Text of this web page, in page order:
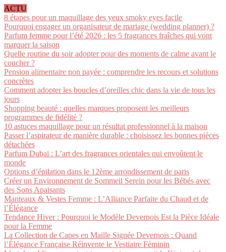
ACTU
8 étapes pour un maquillage des yeux smoky eyes facile
Pourquoi engager un organisateur de mariage (wedding planner) ?
Parfum femme pour l’été 2026 : les 5 fragrances fraîches qui vont
marquer la saison
Quelle routine du soir adopter pour des moments de calme avant le
coucher ?
Pension alimentaire non payée : comprendre les recours et solutions
concrètes
Comment adopter les boucles d’oreilles chic dans la vie de tous les
jours
Shopping beauté : quelles marques proposent les meilleurs
programmes de fidélité ?
10 astuces maquillage pour un résultat professionnel à la maison
Passer l’aspirateur de manière durable : choisissez les bonnes pièces
détachées
Parfum Dubaï : L’art des fragrances orientales qui envoûtent le
monde
Options d’épilation dans le 12ème arrondissement de paris
Créer un Environnement de Sommeil Serein pour les Bébés avec
des Sons Apaisants
Manteaux & Vestes Femme : L’Alliance Parfaite du Chaud et de
l’Élégance
Tendance Hiver : Pourquoi le Modèle Devernois Est la Pièce Idéale
pour la Femme
La Collection de Capes en Maille Signée Devernois : Quand
l’Élégance Française Réinvente le Vestiaire Féminin